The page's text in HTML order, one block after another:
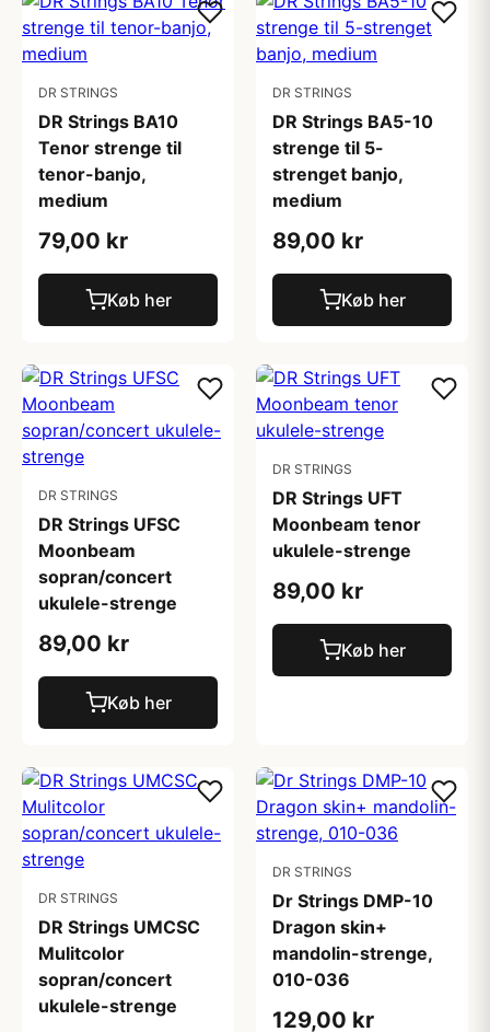
DR STRINGS
DR Strings BA10
Tenor strenge til
tenor-banjo,
medium
79,00 kr
Køb her
DR STRINGS
DR Strings BA5-10
strenge til 5-
strenget banjo,
medium
89,00 kr
Køb her
DR STRINGS
DR Strings UFSC
Moonbeam
sopran/concert
ukulele-strenge
89,00 kr
Køb her
DR STRINGS
DR Strings UFT
Moonbeam tenor
ukulele-strenge
89,00 kr
Køb her
DR STRINGS
DR Strings UMCSC
Mulitcolor
sopran/concert
ukulele-strenge
DR STRINGS
Dr Strings DMP-10
Dragon skin+
mandolin-strenge,
010-036
129,00 kr